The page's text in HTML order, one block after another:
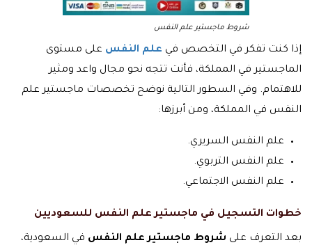
شروط ماجستير علم النفس
إذا كنت تفكر في التخصص في علم النفس على مستوى
الماجستير في المملكة، فأنت تتجه نحو مجال واعد ومثير
للاهتمام. وفي السطور التالية نوضح تخصصات ماجستير علم
النفس في المملكة، ومن أبرزها:
علم النفس السريري.
علم النفس التربوي.
علم النفس الاجتماعي.
خطوات التسجيل في ماجستير علم النفس للسعوديين
بعد التعرف على شروط ماجستير علم النفس في السعودية،